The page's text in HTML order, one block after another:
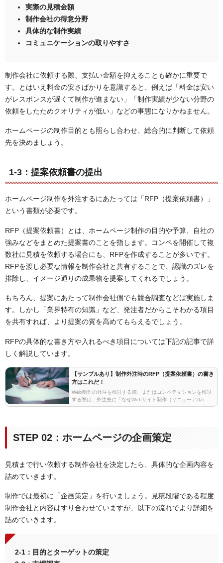
実際の見積金額
制作会社の得意分野
具体的な制作実績
コミュニケーションの取りやすさ
制作会社に依頼する際、支払い金額を抑えることも確かに重要で
す。とはいえ料金の安さばかりを意識すると、例えば「料金は安い
がレスポンスが遅くて制作が進まない」「制作実績が少ない分野の
依頼をしたためクオリティが低い」などの事態になりかねません。
ホームページの制作目的とも照らし合わせ、総合的に判断して依頼
先を決めましょう。
1-3：提案依頼書の提出
ホームページ制作を外注するにあたっては「RFP（提案依頼書）」
という書類が必要です。
RFP（提案依頼書）とは、ホームページ制作の目的や予算、自社の
強みなどをまとめた提案書のことを指します。コンペを開催して複
数社に見積を依頼する場合にも、RFPを作成することが多いです。
RFPを渡し必要な情報を制作会社と共有することで、認識のズレを
排除し、イメージ通りの成果物を提案してくれるでしょう。
もちろん、提案にあたって制作会社側でも競合調査などは実施しま
す。しかし「業界特有の知識」など、発注者だからこそわかる項目
を共有すれば、より提案の質を高めてもらえるでしょう。
RFPの具体的な書き方や入れるべき項目については下記の記事で詳
しく解説しています。
【サンプルあり】制作外注時のRFP（提案依頼書）の書き
方はこれだ！
Web制作の外注を検討する際、またはコンペティションを検討
する際は、外注先に「なぜWebサイト制作（リニューアル）す
るのか？」を深く理解してもらわないければ、Web制作企業や
STEP 02：ホームページの企画策定
見積まで行い依頼する制作会社を決定したら、具体的な企画内容を
詰めていきます。
制作では最初に「企画策定」を行いましょう。見積段階である程度
制作会社と内容はすり合わせていますが、以下の流れでより詳細を
詰めていきます。
2-1：目的とターゲットの策定